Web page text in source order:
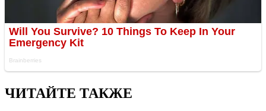
ЧИТАЙТЕ ТАКЖЕ